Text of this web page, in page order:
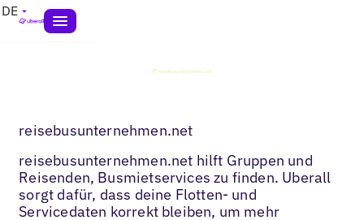
DE
reisebusunternehmen.net
reisebusunternehmen.net hilft Gruppen und
Reisenden, Busmietservices zu finden. Uberall
sorgt dafür, dass deine Flotten- und
Servicedaten korrekt bleiben, um mehr